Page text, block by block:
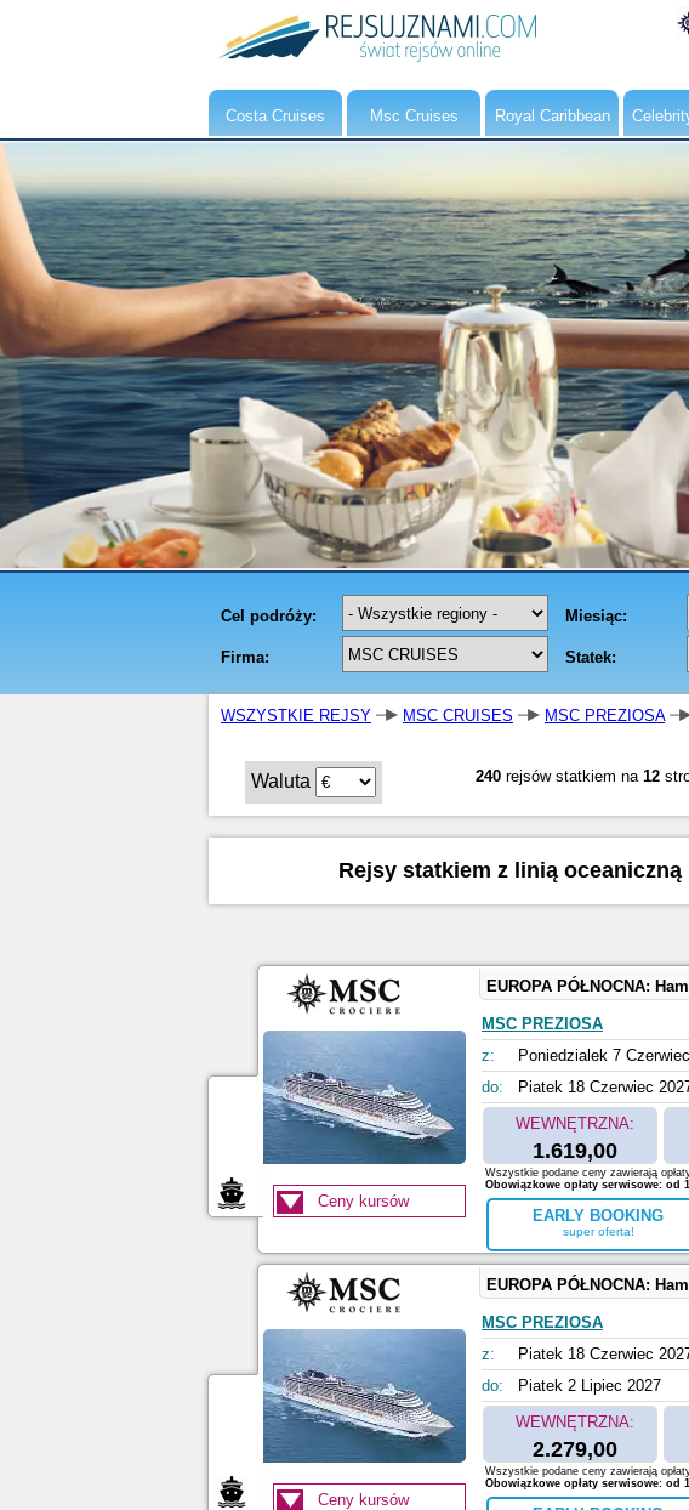
Costa Cruises Msc Cruises Royal Caribbean
WSZYSTKIE REJSY MSC CRUISES MSC PREZIOSA
Waluta 240 rejsów statkiem na 12
Rejsy statkiem z linią oceaniczną
EUROPA PÓŁNOCNA:
MSC PREZIOSA
z:
Poniedzialek 7
do:
Piatek 18 Czerwiec
WEWNĘTRZNA:
1.619,00
EARLY BOOKING
super oferta!
Ceny kursów
Wszystkie podane ceny zawierają
Obowiązkowe opłaty serwisowe: od
EUROPA PÓŁNOCNA:
MSC PREZIOSA
z:
Piatek 18 Czerwiec
do:
Piatek 2 Lipiec 2027
WEWNĘTRZNA:
2.279,00
Ceny kursów
Wszystkie podane ceny zawierają
Obowiązkowe opłaty serwisowe: od